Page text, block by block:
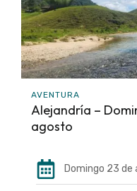
AVENTURA
Alejandría –
agosto
Domingo 23 de